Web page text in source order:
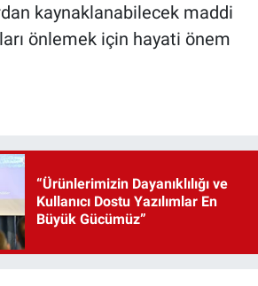
kaynaklanabilecek maddi
önlemek için hayati önem
“Ürünlerimizin Dayanıklılığı ve
Kullanıcı Dostu Yazılımlar En
Büyük Gücümüz”